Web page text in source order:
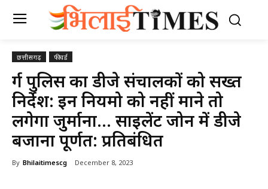
छत्तीसगढ़ फीचर्ड
दुर्ग पुलिस का डीजे संचालकों को सख्त
निर्देश: इन नियमो को नहीं माने तो
लगेगा जुर्माना… साइलेंट जोन में डीजे
बजाना पूर्णत: प्रतिबंधित
By Bhilaitimescg December 8, 2023